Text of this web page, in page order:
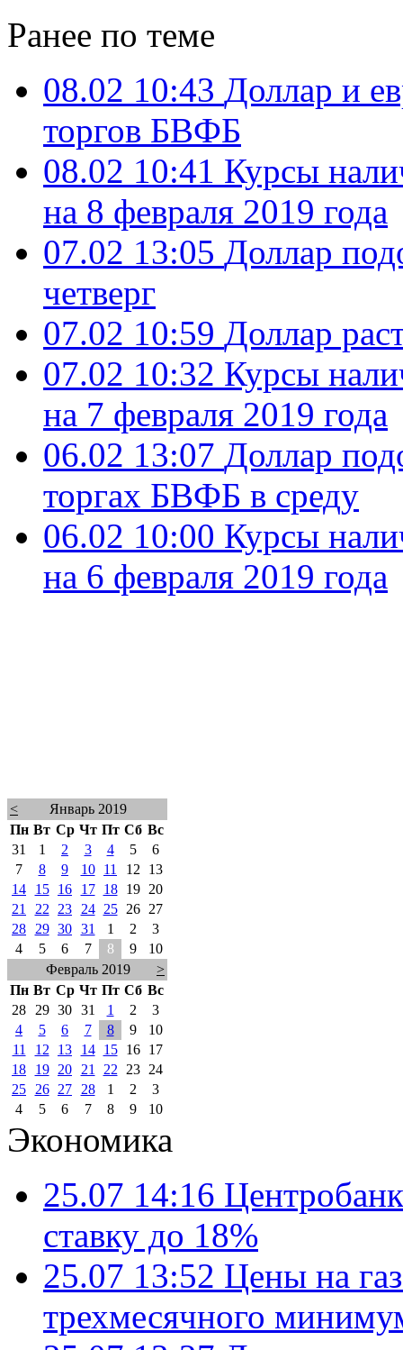
Ранее по теме
08.02 10:43 Доллар и
торгов БВФБ
08.02 10:41 Курсы
на 8 февраля 2019 года
07.02 13:05 Доллар
четверг
07.02 10:59 Доллар
07.02 10:32 Курсы
на 7 февраля 2019 года
06.02 13:07 Доллар
торгах БВФБ в среду
06.02 10:00 Курсы
на 6 февраля 2019 года
<
Январь 2019
Пн Вт Ср Чт Пт Сб Вс
31
1 2 3 4 5
6
7
8 9 10 11 12
13
14
15 16 17 18 19
20
21
22 23 24 25 26
27
28
29 30 31 1 2
3
4
5 6 7 8 9
10
Февраль 2019
>
Пн Вт Ср Чт Пт Сб Вс
28
29 30 31 1 2
3
4
5 6 7 8 9
10
11
12 13 14 15 16
17
18
19 20 21 22 23
24
25
26 27 28 1 2
3
4
5 6 7 8 9 10
Экономика
25.07 14:16
ставку до 18%
25.07 13:52 Цены на
трехмесячного